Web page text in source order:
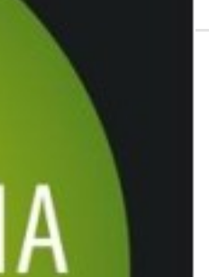
Ελληνικά
Έγχρωμο
2020
754